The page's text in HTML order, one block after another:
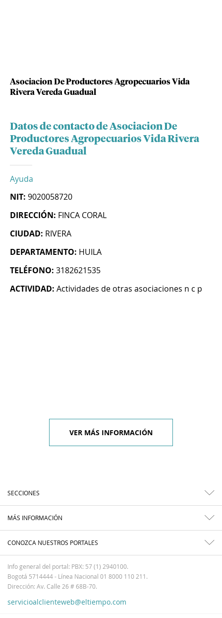
Asociacion De Productores Agropecuarios Vida
Rivera Vereda Guadual
Datos de contacto de Asociacion De
Productores Agropecuarios Vida Rivera
Vereda Guadual
Ayuda
NIT: 9020058720
DIRECCIÓN: FINCA CORAL
CIUDAD: RIVERA
DEPARTAMENTO: HUILA
TELÉFONO: 3182621535
ACTIVIDAD: Actividades de otras asociaciones n c p
VER MÁS INFORMACIÓN
SECCIONES
MÁS INFORMACIÓN
CONOZCA NUESTROS PORTALES
Info general del portal: PBX: 57 (1) 2940100.
Bogotá 5714444 - Línea Nacional 01 8000 110 211.
Dirección: Av. Calle 26 # 68B-70.
servicioalclienteweb@eltiempo.com